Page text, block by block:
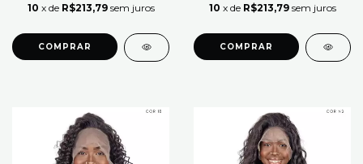
10 x de R$213,79 sem juros 10 x de R$213,79 sem juros